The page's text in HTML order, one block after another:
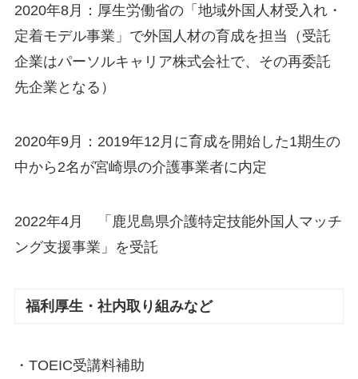
2020年8月：厚生労働省の「地域外国人材受入れ・
定着モデル事業」で外国人材の育成を担当（受託
企業はパーソルキャリア株式会社で、その再委託
先企業となる）
2020年9月：2019年12月に育成を開始した1期生の
中から2名が宮崎県の介護事業者に内定
2022年4月 「鹿児島県介護特定技能外国人マッチ
ング支援事業」を受託
福利厚生・社内取り組みなど
・TOEIC受講料補助